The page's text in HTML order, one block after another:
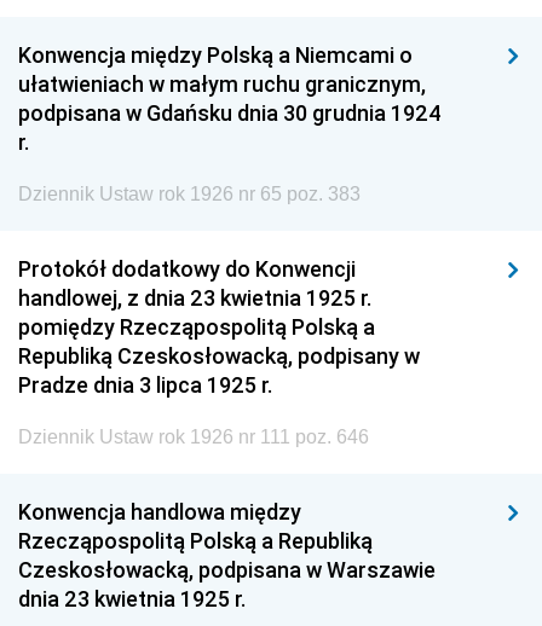
Konwencja między Polską a Niemcami o
ułatwieniach w małym ruchu granicznym,
podpisana w Gdańsku dnia 30 grudnia 1924
r.
Dziennik Ustaw rok 1926 nr 65 poz. 383
Protokół dodatkowy do Konwencji
handlowej, z dnia 23 kwietnia 1925 r.
pomiędzy Rzecząpospolitą Polską a
Republiką Czeskosłowacką, podpisany w
Pradze dnia 3 lipca 1925 r.
Dziennik Ustaw rok 1926 nr 111 poz. 646
Konwencja handlowa między
Rzecząpospolitą Polską a Republiką
Czeskosłowacką, podpisana w Warszawie
dnia 23 kwietnia 1925 r.